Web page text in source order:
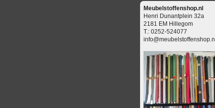
Meubelstoffenshop.nl
Henri Dunantplein 32a
2181 EM Hillegom
T.: 0252-524077
info@meubelstoffenshop.nl